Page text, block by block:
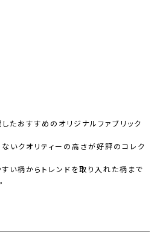
たおすすめのオリジナルファブリック
いクオリティーの高さが好評のコレク
い柄からトレンドを取り入れた柄まで